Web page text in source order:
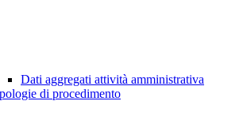
Dati aggregati attività amministrativa
di procedimento